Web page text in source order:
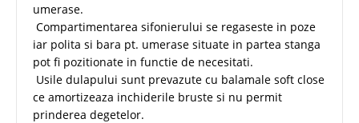
umerase.
Compartimentarea sifonierului se regaseste in poze
iar polita si bara pt. umerase situate in partea stanga
pot fi pozitionate in functie de necesitati.
Usile dulapului sunt prevazute cu balamale soft close
ce amortizeaza inchiderile bruste si nu permit
prinderea degetelor.